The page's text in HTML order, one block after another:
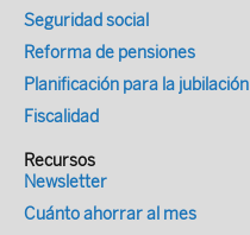
Seguridad social
Reforma de pensiones
Planificación para la jubilación
Fiscalidad
Recursos
Newsletter
Cuánto ahorrar al mes